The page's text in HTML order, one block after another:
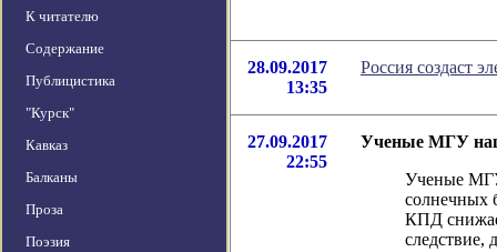
К читателю
Содержание
Публицистика
"Курск"
Кавказ
Балканы
Проза
Поэзия
28.09.2017
13:35
Россия создаст
27.09.2017
22:55
Ученые МГУ
Ученые
солнечных
КПД
следствие,